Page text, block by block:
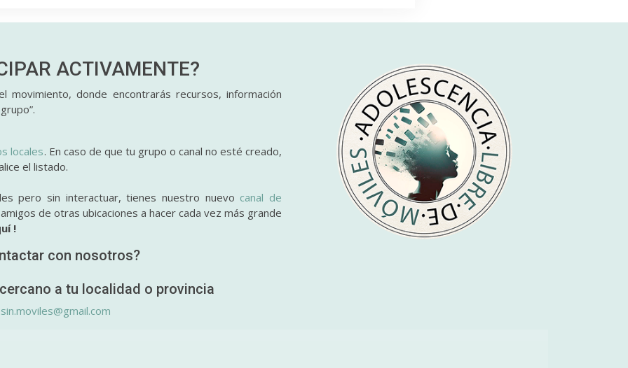
ACTIVAMENTE?
donde encontrarás recursos, información
locales. En caso de que tu grupo o canal no esté creado,
el listado.
pero sin interactuar, tienes nuestro nuevo canal de
de otras ubicaciones a hacer cada vez más grande
!
con nosotros?
a tu localidad o provincia